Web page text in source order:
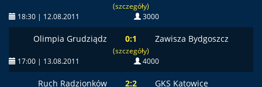
(szczegóły)
18:30 | 12.08.2011 3000
Olimpia Grudziądz 0:1
(szczegóły)
Zawisza Bydgoszcz
17:00 | 13.08.2011 4000
Ruch Radzionków 2:2 GKS Katowice